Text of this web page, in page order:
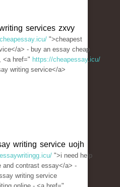
services zxvy
">cheapest
a> - buy an essay cheap
<a href=" https://cheapessay.icu/
writing service</a>
writing service uojh
">i need help
and contrast essay</a> -
writing service